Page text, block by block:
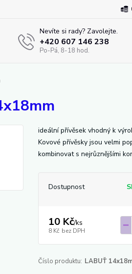
Nevíte si rady? Zavolejte.
+420 607 146 238
Po-Pá, 8-18 hod.
ideální přívěsek vhodný k
Kovové přívěsky jsou velmi
kombinovat s nejrůznějšími
Dostupnost
10 Kč/ks
8 Kč bez DPH
Číslo produktu: LABUŤ